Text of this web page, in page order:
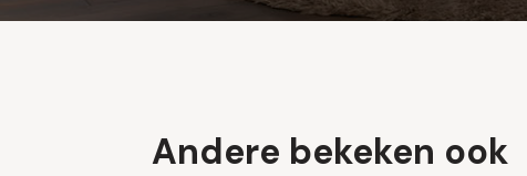
Andere bekeken ook